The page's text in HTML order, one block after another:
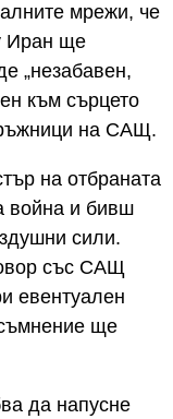
мрежи, че
Иран ще
„незабавен,
към сърцето
на САЩ.
на отбраната
война и бивш
сили.
със САЩ
евентуален
съмнение ще
да напусне